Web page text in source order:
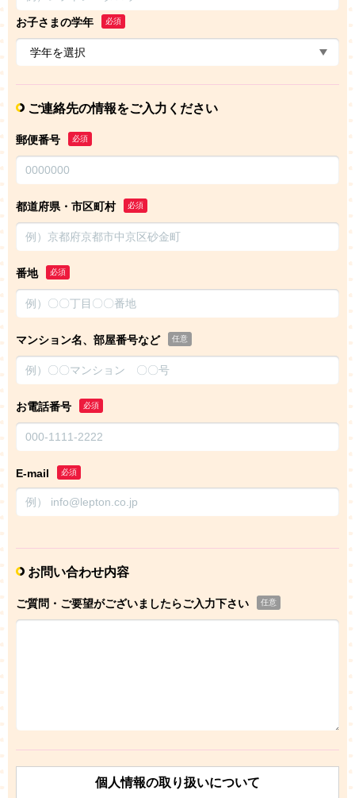
お子さまの学年 必須
ご連絡先の情報をご入力ください
郵便番号 必須
都道府県・市区町村 必須
番地 必須
マンション名、部屋番号など 任意
お電話番号 必須
E-mail 必須
お問い合わせ内容
ご質問・ご要望がございましたらご入力下さい 任意
個人情報の取り扱いについて